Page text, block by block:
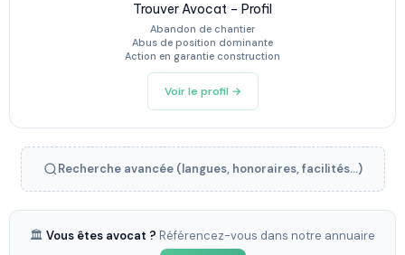
Trouver Avocat – Profil
Abandon de chantier
Abus de position dominante
Action en garantie construction
Voir le profil →
Recherche avancée (langues, honoraires, facilités...)
🏛️ Vous êtes avocat ? Référencez-vous dans notre annuaire